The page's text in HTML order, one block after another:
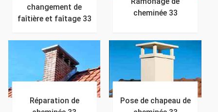
changement de
faîtière et faîtage 33
cheminée 33
Réparation de
Pose de chapeau de